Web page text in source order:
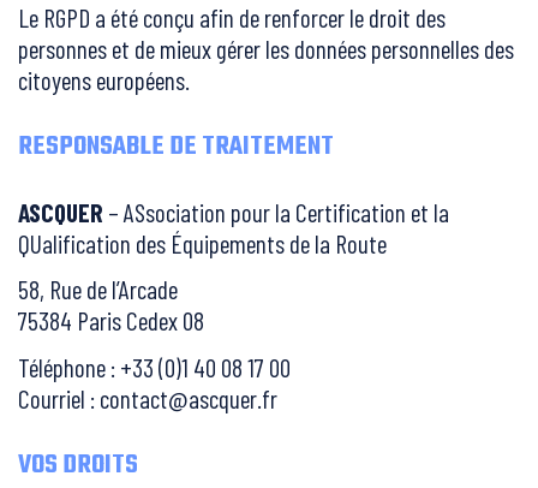
Le RGPD a été conçu afin de renforcer le droit des
personnes et de mieux gérer les données personnelles des
citoyens européens.
RESPONSABLE DE TRAITEMENT
ASCQUER – ASsociation pour la Certification et la
QUalification des Équipements de la Route
58, Rue de l’Arcade
75384 Paris Cedex 08
Téléphone : +33 (0)1 40 08 17 00
Courriel : contact@ascquer.fr
VOS DROITS